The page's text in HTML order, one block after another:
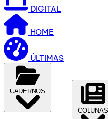
DIGITAL
HOME
ÚLTIMAS
CADERNOS
COLUNAS